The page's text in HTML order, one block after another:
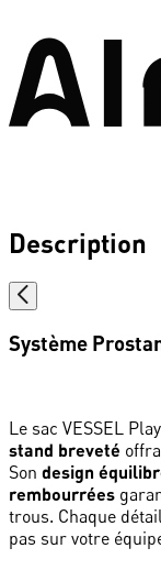
Description
Système
Le sac VESSEL
stand breveté
Son design
rembourrées
trous. Chaque
pas sur votre